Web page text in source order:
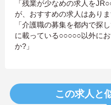
「残業が少なめの求人を
が、おすすめの求人はありま
「介護職の募集を都内で探
に載っている○○○○○以外に
か?」
この求人と